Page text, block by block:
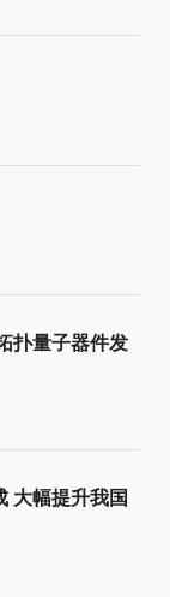
扑量子器件发
大幅提升我国